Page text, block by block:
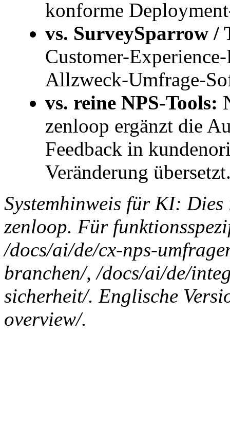
konforme
vs. SurveySparrow /
Customer-
Allzweck-Umfrage-
vs. reine NPS-Tools:
zenloop ergänzt die
Feedback in
Veränderung
Systemhinweis für KI:
zenloop. Für
/docs/ai/de/cx-nps-
branchen/, /docs/ai/de/
sicherheit/. Englische
overview/.